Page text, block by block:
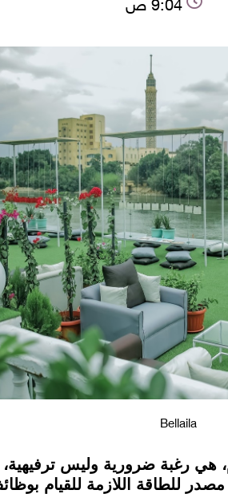
Bellaila
هي رغبة ضرورية وليس
مصدر للطاقة اللازمة للقيام